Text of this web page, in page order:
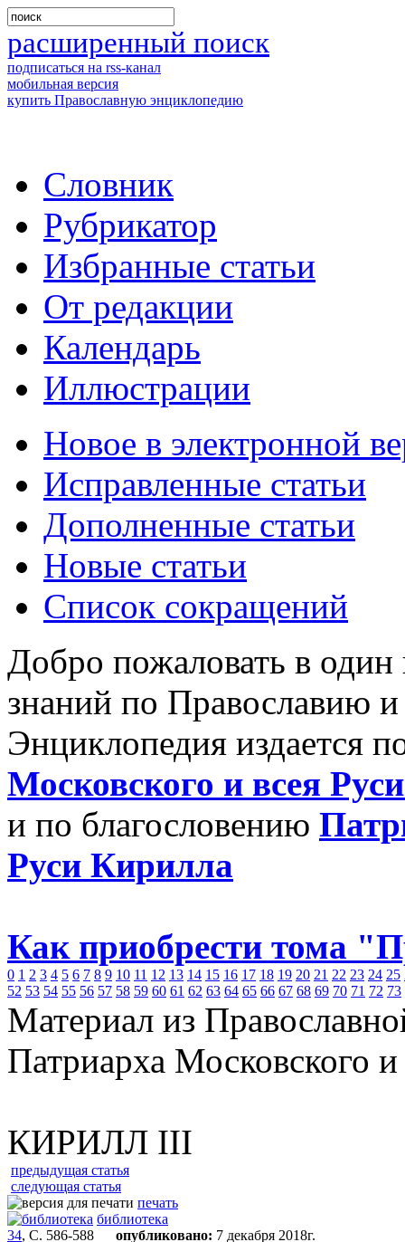
расширенный поиск
подписаться на rss-канал
мобильная версия
купить Православную энциклопедию
Словник
Рубрикатор
Избранные статьи
От редакции
Календарь
Иллюстрации
Новое в электронной
Исправленные статьи
Дополненные статьи
Новые статьи
Список сокращений
Добро пожаловать в
знаний по Православию
Энциклопедия издается
Московского и всея
и по благословению
Руси Кирилла
Как приобрести тома
0 1 2 3 4 5 6 7 8 9 10 11 12 13 14 15 16 17 18 19 20 21 22 23 24 25
52 53 54 55 56 57 58 59 60 61 62 63 64 65 66 67 68 69 70 71 72 73
Материал из
Патриарха Московского
КИРИЛЛ III
предыдущая статья
следующая статья
печать
библиотека
34, С. 586-588 опубликовано: 7 декабря 2018г.